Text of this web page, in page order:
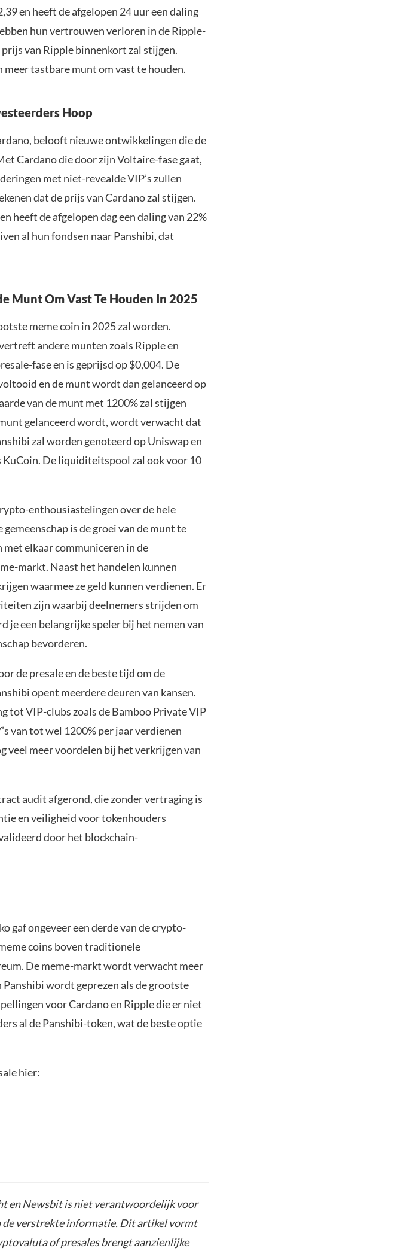
en heeft de afgelopen 24 uur een daling
hun vertrouwen verloren in de Ripple-
van Ripple binnenkort zal stijgen.
meer tastbare munt om vast te houden.
Hoop
belooft nieuwe ontwikkelingen die de
Cardano die door zijn Voltaire-fase gaat,
met niet-revealde VIP’s zullen
dat de prijs van Cardano zal stijgen.
heeft de afgelopen dag een daling van 22%
al hun fondsen naar Panshibi, dat
Munt Om Vast Te Houden In 2025
meme coin in 2025 zal worden.
andere munten zoals Ripple en
fase en is geprijsd op $0,004. De
en de munt wordt dan gelanceerd op
van de munt met 1200% zal stijgen
gelanceerd wordt, wordt verwacht dat
zal worden genoteerd op Uniswap en
De liquiditeitspool zal ook voor 10
enthousiastelingen over de hele
is de groei van de munt te
elkaar communiceren in de
markt. Naast het handelen kunnen
waarmee ze geld kunnen verdienen. Er
zijn waarbij deelnemers strijden om
je een belangrijke speler bij het nemen van
bevorderen.
de presale en de beste tijd om de
opent meerdere deuren van kansen.
tot VIP-clubs zoals de Bamboo Private VIP
van tot wel 1200% per jaar verdienen
veel meer voordelen bij het verkrijgen van
audit afgerond, die zonder vertraging is
en veiligheid voor tokenhouders
door het blockchain-
gaf ongeveer een derde van de crypto-
coins boven traditionele
De meme-markt wordt verwacht meer
wordt geprezen als de grootste
voor Cardano en Ripple die er niet
al de Panshibi-token, wat de beste optie
hier:
en Newsbit is niet verantwoordelijk voor
verstrekte informatie. Dit artikel vormt
of presales brengt aanzienlijke